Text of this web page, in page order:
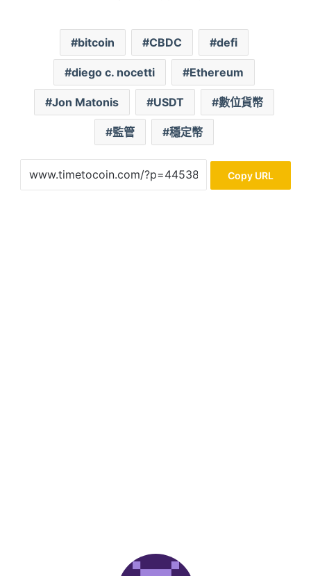
bitcoin CBDC defi
diego c. nocetti Ethereum
Jon Matonis USDT 數位貨幣
監管 穩定幣
Copy URL